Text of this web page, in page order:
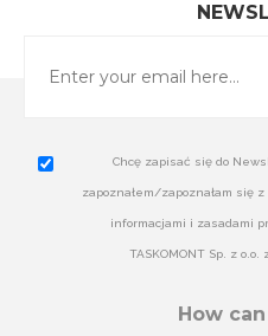
Chcę zapisać się do
zapoznałem/zapoznałam się
informacjami i zasadami
TASKOMONT Sp. z
How